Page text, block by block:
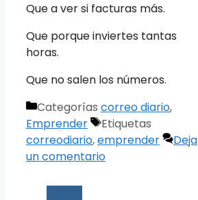
Que a ver si facturas más.
Que porque inviertes tantas
horas.
Que no salen los números.
Categorías correo diario,
Emprender
Etiquetas
correodiario,emprender
Deja
un comentario